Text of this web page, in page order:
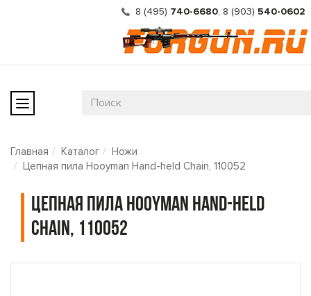
8 (495) 740-6680, 8 (903) 540-0602
Главная Каталог
Ножи
Цепная пила Hooyman Hand-held Chain, 110052
Цепная пила Hooyman Hand-held
Chain, 110052